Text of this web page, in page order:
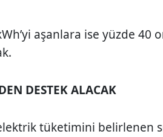
aşanlara ise yüzde 40
DESTEK ALACAK
tüketimini belirlenen